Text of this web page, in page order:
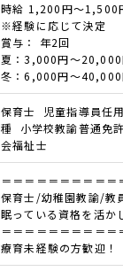
時給 1,200円～1,500
※経験に応じて決定
賞与： 年2回
夏：3,000円～20,000
冬：6,000円～40,000
保育士 児童指導員任
種 小学校教諭普通免
会福祉士
＝＝＝＝＝＝＝＝＝＝
保育士/幼稚園教諭/教
眠っている資格を活か
＝＝＝＝＝＝＝＝＝＝
療育未経験の方歓迎！